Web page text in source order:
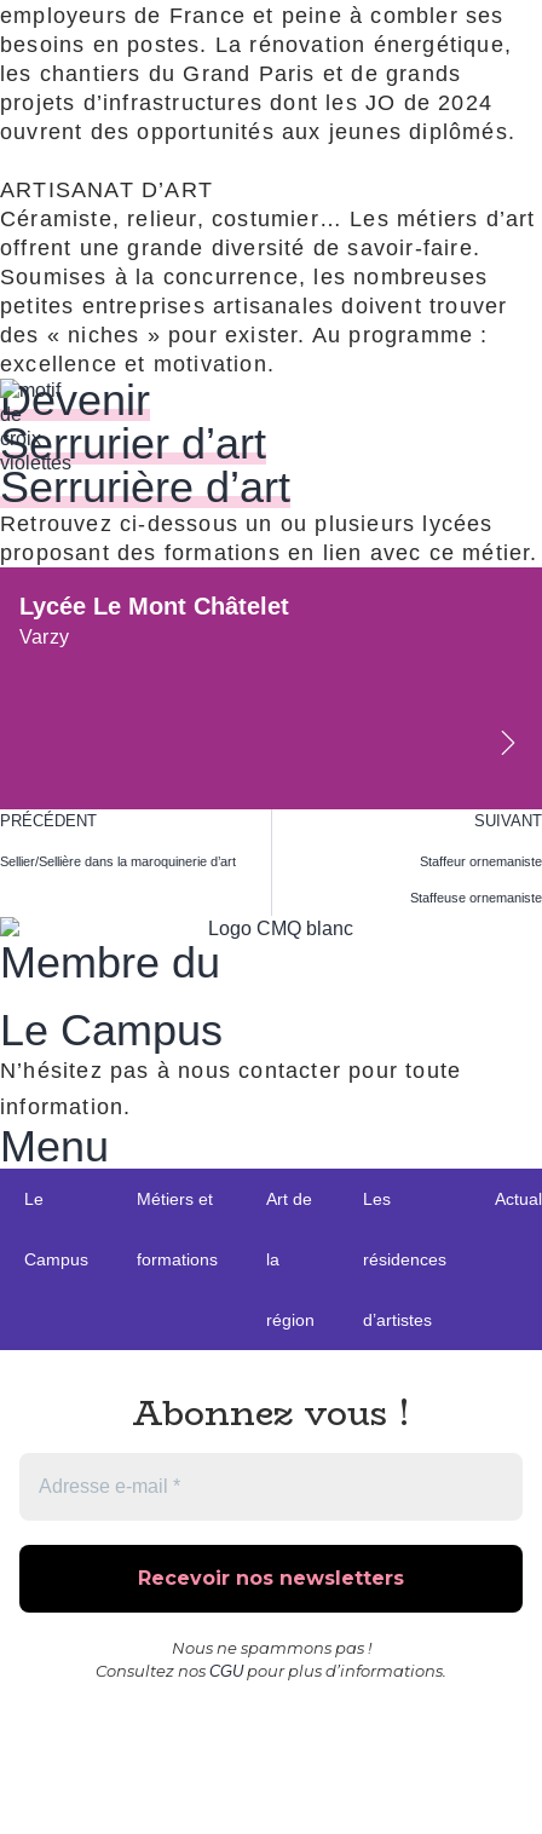
employeurs de France et peine à combler ses
besoins en postes. La rénovation énergétique,
les chantiers du Grand Paris et de grands
projets d’infrastructures dont les JO de 2024
ouvrent des opportunités aux jeunes diplômés.
ARTISANAT D’ART
Céramiste, relieur, costumier… Les métiers d’art
offrent une grande diversité de savoir-faire.
Soumises à la concurrence, les nombreuses
petites entreprises artisanales doivent trouver
des « niches » pour exister. Au programme :
excellence et motivation.
Devenir
Serrurier d’art
Serrurière d’art
Retrouvez ci-dessous un ou plusieurs lycées
proposant des formations en lien avec ce métier.
Lycée Le Mont Châtelet
Varzy
PRÉCÉDENT
Sellier/Sellière dans la maroquinerie d’art
SUIVANT
Staffeur ornemaniste
Staffeuse ornemaniste
Membre du
Le Campus
N’hésitez pas à nous contacter pour toute
information.
Menu
Le
Campus
Métiers et
formations
Art de
la
région
Les
résidences
d’artistes
Abonnez vous !
Nous ne spammons pas !
Consultez nos CGUpour plus d’informations.